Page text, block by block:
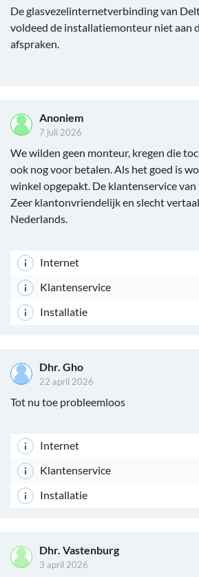
De glasvezelinternetverbinding van
voldeed de installatiemonteur niet aan
afspraken.
Anoniem
7 juli 2026
We wilden geen monteur, kregen die
ook nog voor betalen. Als het goed is
winkel opgepakt. De klantenservice van
Zeer klantonvriendelijk en slecht
Nederlands.
Internet
Klantenservice
Installatie
Dhr. Gho
22 april 2026
Tot nu toe probleemloos
Internet
Klantenservice
Installatie
Dhr. Vastenburg
3 april 2026